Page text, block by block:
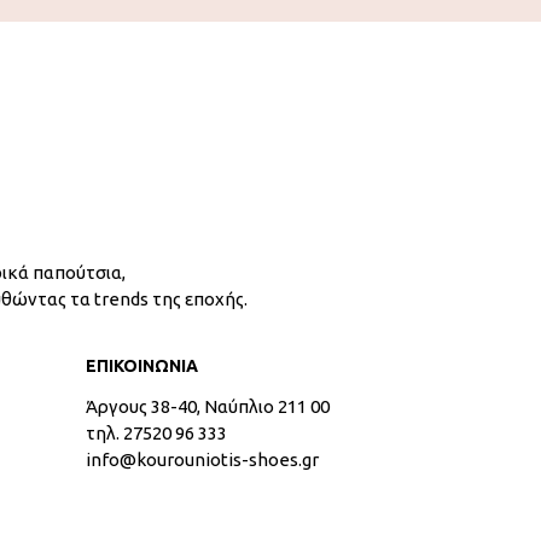
παπούτσια,
τα trends της εποχής.
ΕΠΙΚΟΙΝΩΝΙΑ
Άργους 38-40, Ναύπλιο 211 00
τηλ. 27520 96 333
info@kourouniotis-shoes.gr